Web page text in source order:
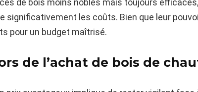
de bois moins nobles mais toujours
significativement les coûts. Bien que leur
pour un budget maîtrisé.
de l’achat de bois de